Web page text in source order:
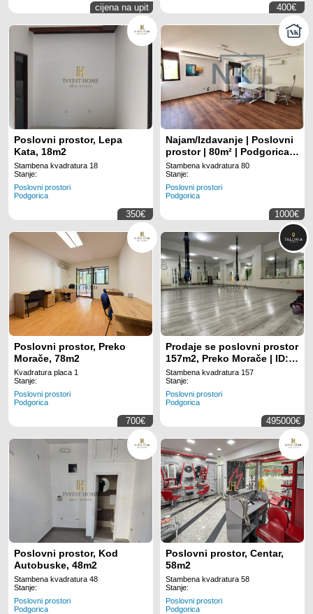
cijena na upit 400€
Poslovni prostor, Lepa
Kata, 18m2
Stambena kvadratura 18
Stanje:
Poslovni prostori
Podgorica
350€
Najam/Izdavanje | Poslovni
prostor | 80m² | Podgorica,
Blok 5
Stambena kvadratura 80
Stanje:
Poslovni prostori
Podgorica
1000€
Poslovni prostor, Preko
Morače, 78m2
Kvadratura placa 1
Stanje:
Poslovni prostori
Podgorica
700€
Prodaje se poslovni prostor
157m2, Preko Morače | ID:
ML 849
Stambena kvadratura 157
Stanje:
Poslovni prostori
Podgorica
495000€
Poslovni prostor, Kod
Autobuske, 48m2
Stambena kvadratura 48
Stanje:
Poslovni prostori
Podgorica
Poslovni prostor, Centar,
58m2
Stambena kvadratura 58
Stanje:
Poslovni prostori
Podgorica